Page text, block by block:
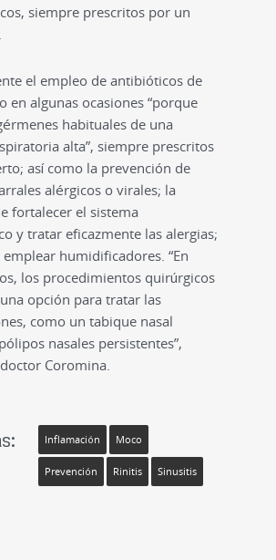
siempre prescritos por un
el empleo de antibióticos de
en algunas ocasiones “porque
habituales de una
alta”, siempre prescritos
así como la prevención de
alérgicos o virales; la
fortalecer el sistema
y tratar eficazmente las alergias;
humidificadores. “En
los procedimientos quirúrgicos
opción para tratar las
como un tabique nasal
nasales persistentes”,
Coromina.
Inflamación Moco
Prevención Rinitis Sinusitis